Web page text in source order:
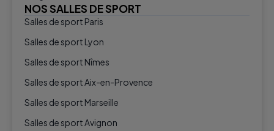
NOS SALLES DE SPORT
Salles de sport Paris
Salles de sport Lyon
Salles de sport Nîmes
Salles de sport Aix-en-Provence
Salles de sport Marseille
Salles de sport Avignon